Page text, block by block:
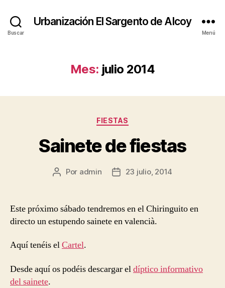
Buscar
Urbanización El Sargento de Alcoy
Menú
Mes: julio 2014
Categorías
FIESTAS
Sainete de fiestas
Autor
entrada
Por admin
Fecha
entrada
23 julio, 2014
Este próximo sábado tendremos en el Chiringuito en
directo un estupendo sainete en valencià.
Aquí tenéis elCartel.
Desde aquí os podéis descargar eldíptico informativo
del sainete.